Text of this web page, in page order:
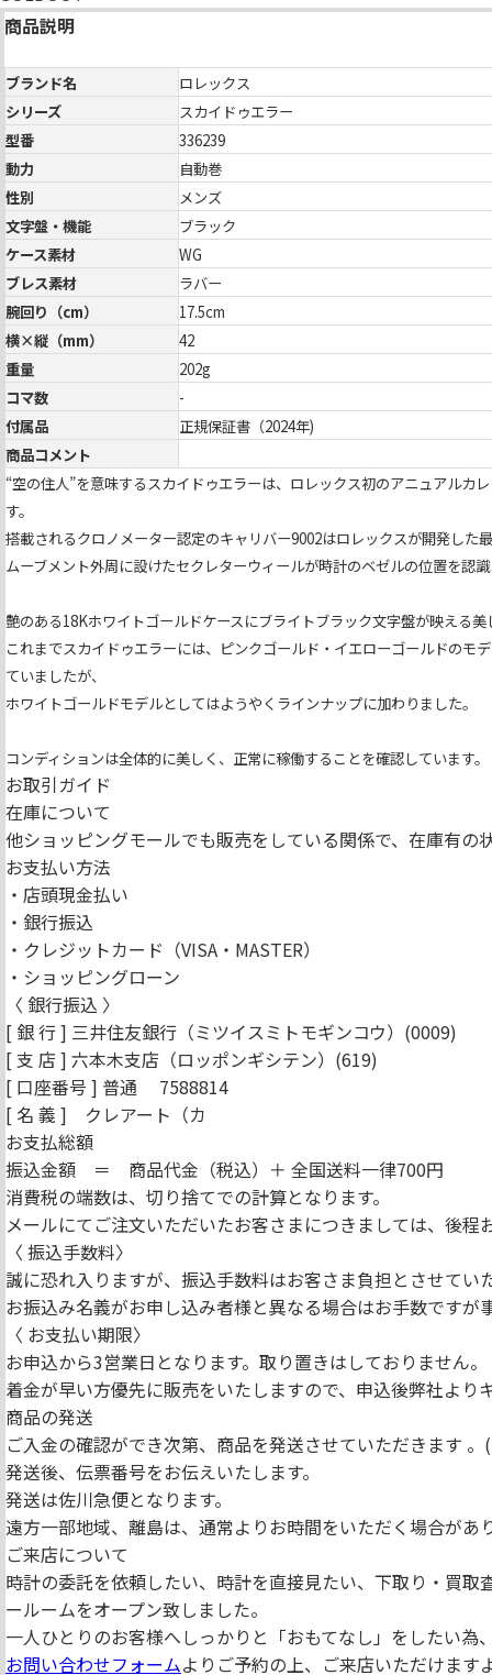
商品説明
ブランド名
ロレックス
シリーズ
スカイドゥエラー
型番
336239
動力
自動巻
性別
メンズ
文字盤・機能
ブラック
ケース素材
WG
ブレス素材
ラバー
腕回り（cm）
17.5cm
横×縦（mm）
42
重量
202g
コマ数
-
付属品
正規保証書（2024年)
商品コメント
“空の住人”を意味するスカイドゥエラーは、ロレックス初のアニュアルカ
す。
搭載されるクロノメーター認定のキャリバー9002はロレックスが開発した
ムーブメント外周に設けたセクレターウィールが時計のベゼルの位置を認
艶のある18Kホワイトゴールドケースにブライトブラック文字盤が映える
これまでスカイドゥエラーには、ピンクゴールド・イエローゴールドのモ
ていましたが、
ホワイトゴールドモデルとしてはようやくラインナップに加わりました。
コンディションは全体的に美しく、正常に稼働することを確認しています。
お取引ガイド
在庫について
他ショッピングモールでも販売をしている関係で、在庫有の
お支払い方法
・店頭現金払い
・銀行振込
・クレジットカード（VISA・MASTER）
・ショッピングローン
〈 銀行振込 〉
[ 銀 行 ] 三井住友銀行（ミツイスミトモギンコウ）(0009)
[ 支 店 ] 六本木支店（ロッポンギシテン）(619)
[ 口座番号 ] 普通 7588814
[ 名 義 ] クレアート（カ
お支払総額
振込金額 ＝ 商品代金（税込）＋ 全国送料一律700円
消費税の端数は、切り捨てでの計算となります。
メールにてご注文いただいたお客さまにつきましては、後
〈 振込手数料〉
誠に恐れ入りますが、振込手数料はお客さま負担とさせてい
お振込み名義がお申し込み者様と異なる場合はお手数ですが
〈 お支払い期限〉
お申込から3営業日となります。取り置きはしておりません。
着金が早い方優先に販売をいたしますので、申込後弊社より
商品の発送
ご入金の確認ができ次第、商品を発送させていただきます
発送後、伝票番号をお伝えいたします。
発送は佐川急便となります。
遠方一部地域、離島は、通常よりお時間をいただく場合が
ご来店について
時計の委託を依頼したい、時計を直接見たい、下取り・買
ールームをオープン致しました。
一人ひとりのお客様へしっかりと「おもてなし」をしたい為
お問い合わせフォームよりご予約の上、ご来店いただけます